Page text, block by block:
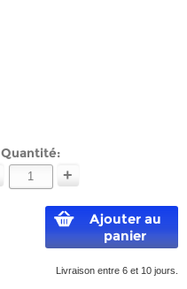
Quantité:
+
Ajouter au
panier
Livraison entre 6 et 10 jours.